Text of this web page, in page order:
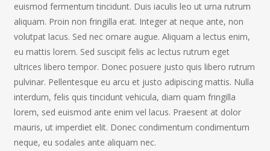
euismod fermentum tincidunt. Duis iaculis leo ut urna rutrum
aliquam. Proin non fringilla erat. Integer at neque ante, non
volutpat lacus. Sed nec ornare augue. Aliquam a lectus enim,
eu mattis lorem. Sed suscipit felis ac lectus rutrum eget
ultrices libero tempor. Donec posuere justo quis libero rutrum
pulvinar. Pellentesque eu arcu et justo adipiscing mattis. Nulla
interdum, felis quis tincidunt vehicula, diam quam fringilla
lorem, sed euismod ante enim vel lacus. Praesent at dolor
mauris, ut imperdiet elit. Donec condimentum condimentum
neque, eu sodales ante aliquam nec.